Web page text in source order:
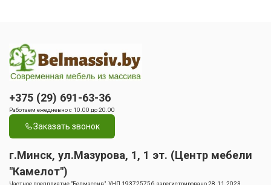
+375 (29) 691-63-36
Работаем ежедневно с 10.00 до 20.00
Заказать звонок
г.Минск, ул.Мазурова, 1, 1 эт. (Центр мебели
"Камелот")